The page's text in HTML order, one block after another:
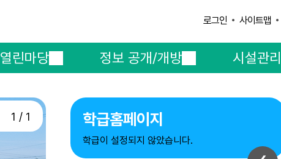
로그인 사이트맵
열린마당 정보 공개/개방 시설관리
1 / 1 학급홈페이지
학급이 설정되지 않았습니다.